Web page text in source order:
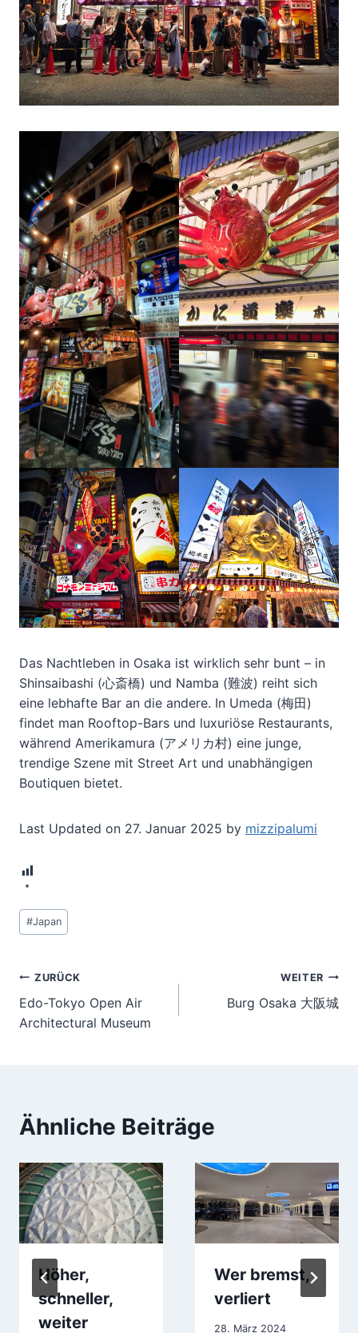
Das Nachtleben in Osaka ist wirklich sehr bunt – in
Shinsaibashi (心斎橋) und Namba (難波) reiht sich
eine lebhafte Bar an die andere. In Umeda (梅田)
findet man Rooftop-Bars und luxuriöse Restaurants,
während Amerikamura (アメリカ村) eine junge,
trendige Szene mit Street Art und unabhängigen
Boutiquen bietet.
Last Updated on 27. Januar 2025 by mizzipalumi
Schlagworte:
#Japan
Beitragsnavigation
ZURÜCK
Edo-Tokyo Open Air
Architectural Museum
WEITER
Burg Osaka 大阪城
Ähnliche Beiträge
Höher,
schneller,
weiter
Wer bremst,
verliert
28. März 2024